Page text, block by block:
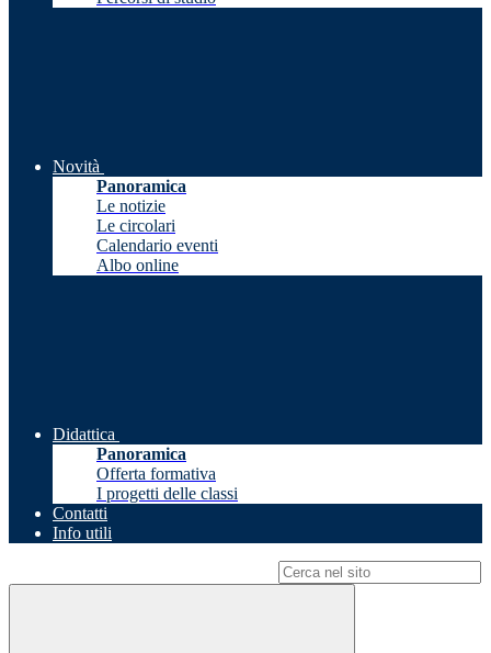
Novità
Panoramica
Le notizie
Le circolari
Calendario eventi
Albo online
Didattica
Panoramica
Offerta formativa
I progetti delle classi
Contatti
Info utili